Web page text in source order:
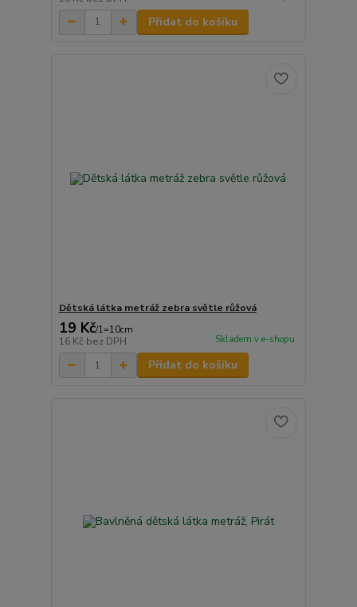
Přidat do košíku
Dětská látka metráž zebra světle růžová
19 Kč/1=10cm
16 Kč bez DPH Skladem v e-shopu
Přidat do košíku